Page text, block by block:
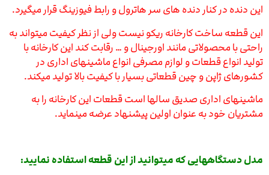
این دنده در کنار دنده های سر هاترول و رابط فیوزینگ قرار میگیرد.
این قطعه ساخت کارخانه ریکو نیست ولی از نظر کیفیت میتواند به
راحتی با محصولاتی مانند اورجینال و … رقابت کند این کارخانه با
تولید انواع قطعات و لوازم مصرفی انواع ماشینهای اداری در
کشورهای ژاپن و چین قطعاتی بسیار با کیفیت بالا تولید میکند.
ماشینهای اداری صدیق سالها است قطعات این کارخانه را به
مشتریان خود به عنوان اولین پیشنهاد عرضه مینماید.
مدل دستگاههایی که میتوانید از این قطعه استفاده نمایید: